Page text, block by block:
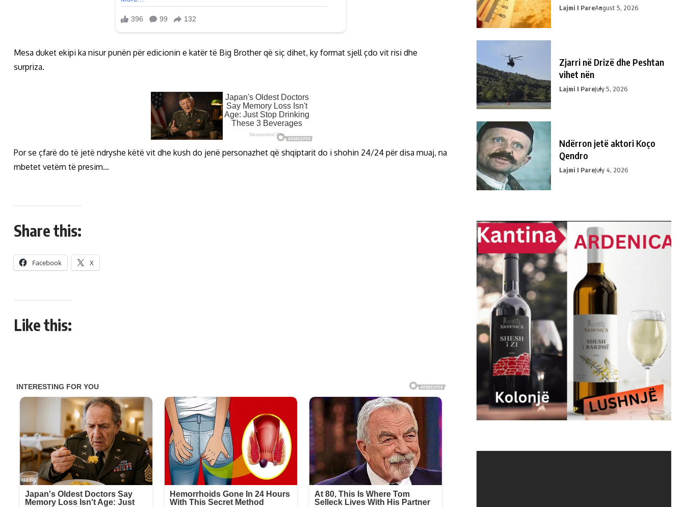
Mesa duket ekipi ka nisur punën për edicionin e katër të Big Brother që siç dihet, ky format sjell çdo vit risi dhe
surpriza.
Por se çfarë do të jetë ndryshe këtë vit dhe kush do jenë personazhet që shqiptarit do i shohin 24/24 për disa muaj, na
mbetet vetëm të presim…
Share this:
Facebook X
Like this:
Lajmi I PareAugust 5, 2026
Zjarri në Drizë dhe Peshtan
vihet nën
Lajmi I PareJuly 5, 2026
Ndërron jetë aktori Koço
Qendro
Lajmi I PareJuly 4, 2026